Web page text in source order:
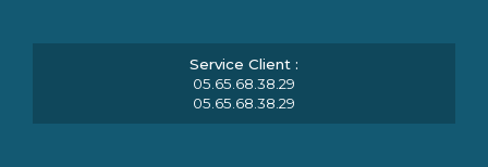
05.65.68.38.29
05.65.68.38.29